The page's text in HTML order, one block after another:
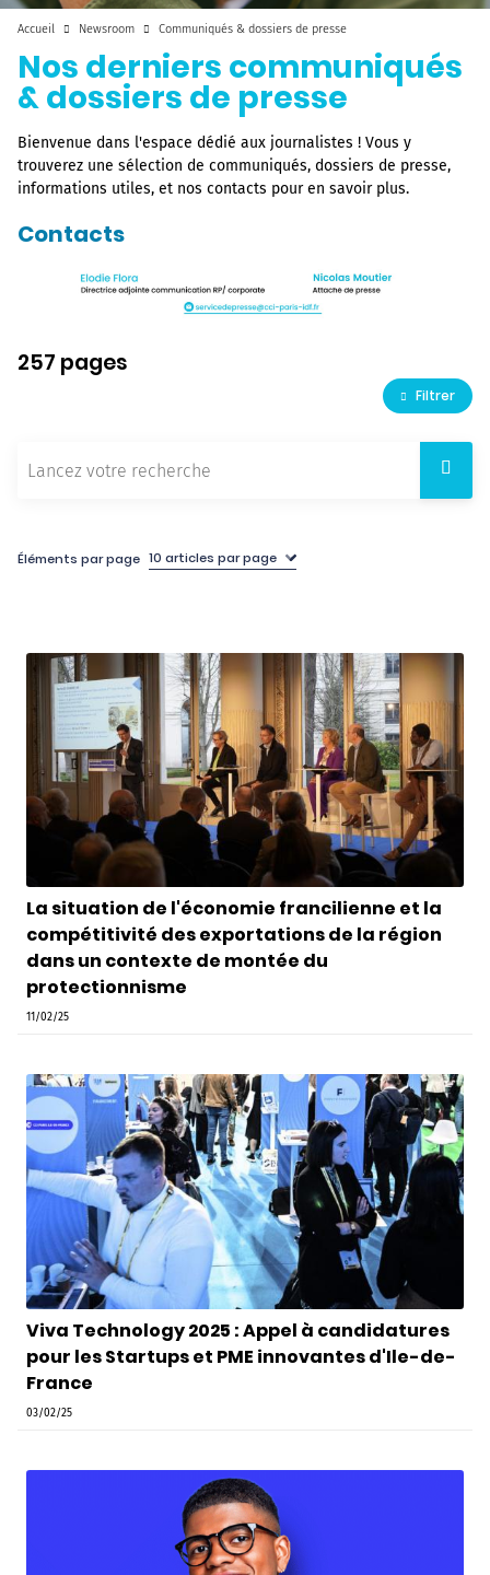
Accueil Newsroom Communiqués & dossiers de presse
Nos derniers communiqués
& dossiers de presse
Bienvenue dans l'espace dédié aux journalistes ! Vous y
trouverez une sélection de communiqués, dossiers de presse,
informations utiles, et nos contacts pour en savoir plus.
Contacts
257 pages
Filtrer
Éléments par page
La situation de l'économie francilienne et la
compétitivité des exportations de la région
dans un contexte de montée du
protectionnisme
11/02/25
Viva Technology 2025 : Appel à candidatures
pour les Startups et PME innovantes d'Ile-de-
France
03/02/25